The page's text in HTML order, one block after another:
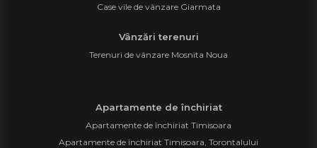
Case vile de vânzare Giarmata
Vânzări terenuri
Terenuri de vânzare Mosnita Noua
Apartamente de închiriat
Apartamente de închiriat Timisoara
Apartamente de închiriat Timisoara, Torontalului